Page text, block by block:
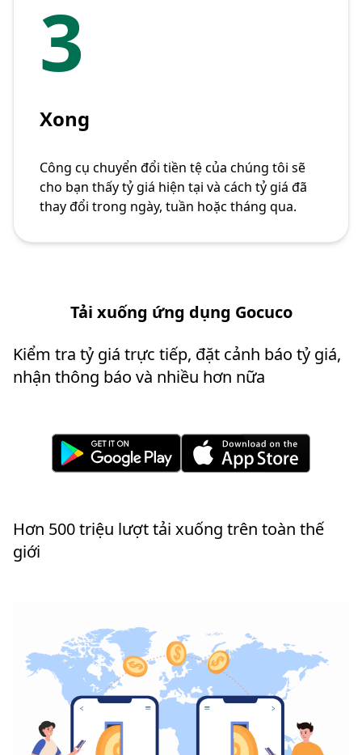
3
Xong
Công cụ chuyển đổi tiền tệ của chúng tôi sẽ
cho bạn thấy tỷ giá hiện tại và cách tỷ giá đã
thay đổi trong ngày, tuần hoặc tháng qua.
Tải xuống ứng dụng Gocuco
Kiểm tra tỷ giá trực tiếp, đặt cảnh báo tỷ giá,
nhận thông báo và nhiều hơn nữa
Hơn 500 triệu lượt tải xuống trên toàn thế
giới